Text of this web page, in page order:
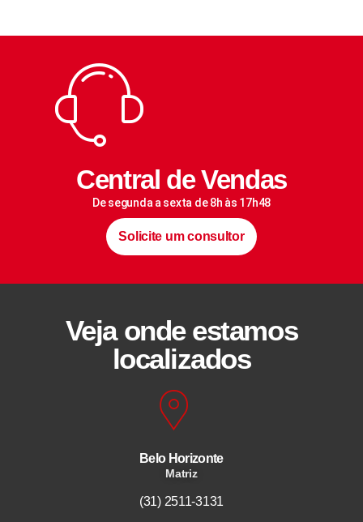
Central de Vendas
De segunda a sexta de 8h às 17h48
Solicite um consultor
Veja onde estamos
localizados
Belo Horizonte
Matriz
(31) 2511-3131